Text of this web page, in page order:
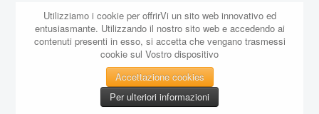
Utilizziamo i cookie per offrirVi un sito web innovativo ed
entusiasmante. Utilizzando il nostro sito web e accedendo ai
contenuti presenti in esso, si accetta che vengano trasmessi
cookie sul Vostro dispositivo
Accettazione cookies
Per ulteriori informazioni